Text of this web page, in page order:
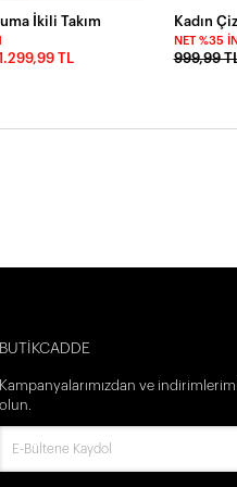
İkili Takım
TL
NET %35
999,99
BUTİKCADDE
Kampanyalarımızdan ve
olun.